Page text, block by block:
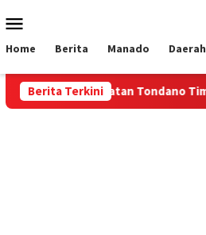
ke
Mobile
Home Berita Manado Daerah
Berita Terkini
Kecamatan Tondano Timur